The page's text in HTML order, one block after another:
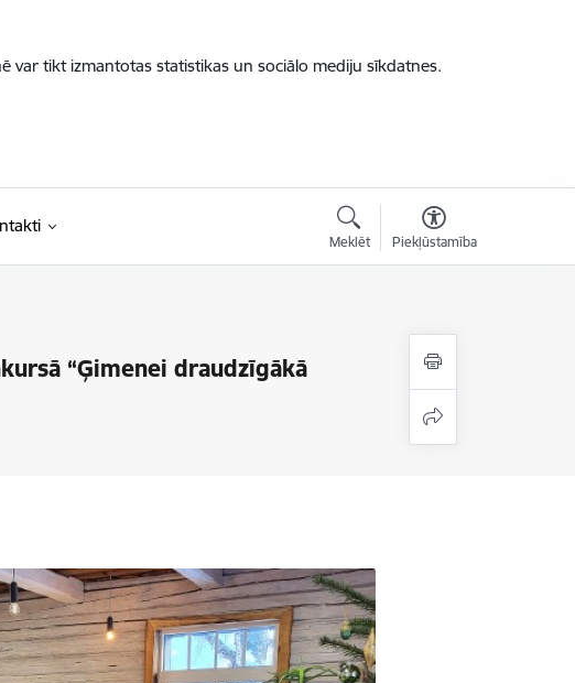
var tikt izmantotas statistikas un sociālo mediju sīkdatnes.
Meklēt Piekļūstamība
“Ģimenei draudzīgākā